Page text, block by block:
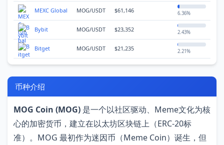
专
题
百
科
MEXC Global MOG/USDT $61,146 6.36%
Bybit MOG/USDT $23,352 2.43%
Bitget MOG/USDT $21,235 2.21%
币种介绍
MOG Coin (MOG) 是一个以社区驱动、Meme文化为核
心的加密货币，建立在以太坊区块链上（ERC-20标
准）。MOG 最初作为迷因币（Meme Coin）诞生，但